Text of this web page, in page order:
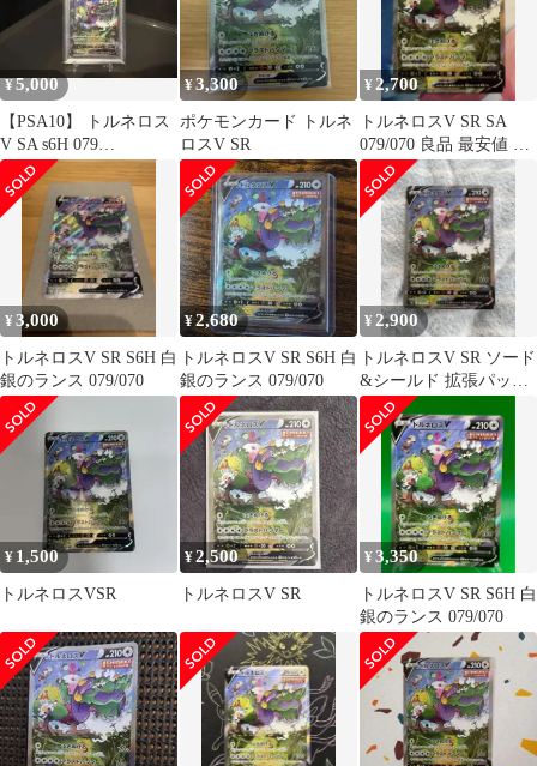
¥5,000
【PSA10】 トルネロス
V SA s6H 079
TORNADUS V
¥3,300
ポケモンカード トルネ
ロスV SR
¥ 2,700
トルネロスV SR SA
079/070 良品 最安値 即
日発送 ポケモンカード
¥3,000
トルネロスV SR S6H 白
銀のランス 079/070
¥2,680
トルネロスV SR S6H 白
銀のランス 079/070
¥ 2,900
トルネロスV SR ソード
&シールド 拡張パック
白銀のランス キラ 079/
…
¥ 1,500
トルネロスVSR
¥2,500
トルネロスV SR
¥3,350
トルネロスV SR S6H 白
銀のランス 079/070